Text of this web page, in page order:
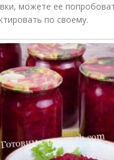
можете ее
по своему.